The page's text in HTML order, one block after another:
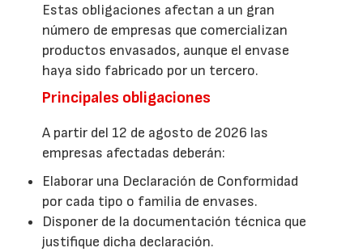
Estas obligaciones afectan a un gran
número de empresas que comercializan
productos envasados, aunque el envase
haya sido fabricado por un tercero.
Principales obligaciones
A partir del 12 de agosto de 2026 las
empresas afectadas deberán:
Elaborar una Declaración de Conformidad
por cada tipo o familia de envases.
Disponer de la documentación técnica que
justifique dicha declaración.